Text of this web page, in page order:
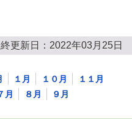
更新日：2022年03月25日
１月 １０月
１１月
月 ８月 ９月